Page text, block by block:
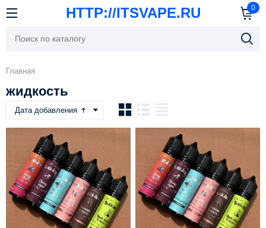
HTTP://ITSVAPE.RU 0
Главная
жидкость
Дата добавления